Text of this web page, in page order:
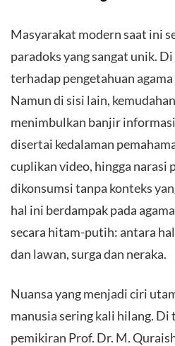
​Masyarakat modern saat ini
paradoks yang sangat unik. Di
terhadap pengetahuan
Namun di sisi lain,
menimbulkan banjir
disertai kedalaman
cuplikan video, hingga narasi
dikonsumsi tanpa konteks
hal ini berdampak pada
secara hitam-putih: antara
dan lawan, surga dan neraka.
​Nuansa yang menjadi ciri
manusia sering kali hilang. Di
pemikiran Prof. Dr. M.